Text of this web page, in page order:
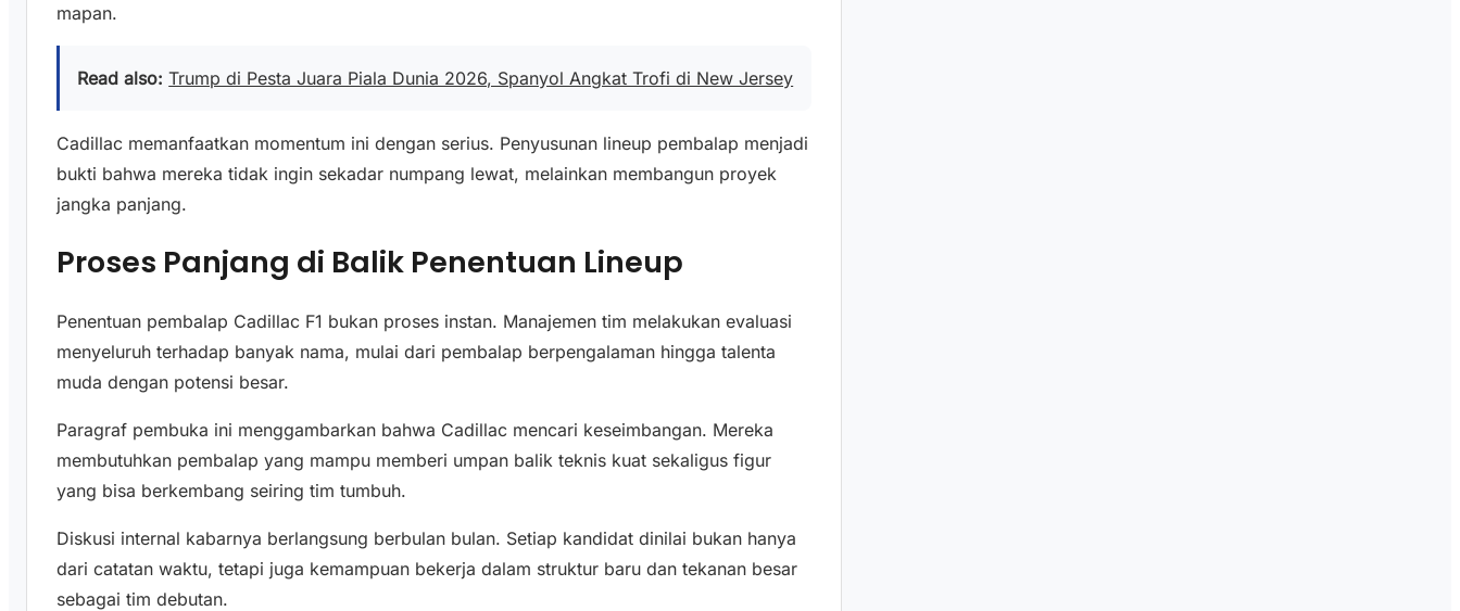
mapan.
Read also: Trump di Pesta Juara Piala Dunia 2026, Spanyol Angkat Trofi di New Jersey
Cadillac memanfaatkan momentum ini dengan serius. Penyusunan lineup pembalap menjadi
bukti bahwa mereka tidak ingin sekadar numpang lewat, melainkan membangun proyek
jangka panjang.
Proses Panjang di Balik Penentuan Lineup
Penentuan pembalap Cadillac F1 bukan proses instan. Manajemen tim melakukan evaluasi
menyeluruh terhadap banyak nama, mulai dari pembalap berpengalaman hingga talenta
muda dengan potensi besar.
Paragraf pembuka ini menggambarkan bahwa Cadillac mencari keseimbangan. Mereka
membutuhkan pembalap yang mampu memberi umpan balik teknis kuat sekaligus figur
yang bisa berkembang seiring tim tumbuh.
Diskusi internal kabarnya berlangsung berbulan bulan. Setiap kandidat dinilai bukan hanya
dari catatan waktu, tetapi juga kemampuan bekerja dalam struktur baru dan tekanan besar
sebagai tim debutan.